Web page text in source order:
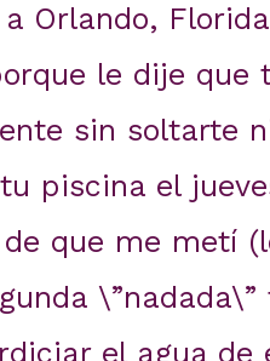
Orlando,
le dije que
sin soltarte
piscina el
que me metí
el agua de